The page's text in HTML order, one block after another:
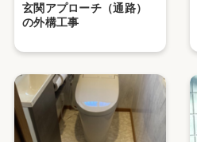
玄関アプローチ（通路）
の外構工事